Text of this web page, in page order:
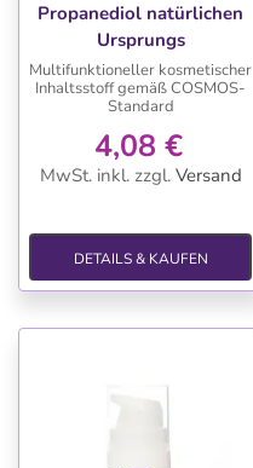
Propanediol natürlichen
Ursprungs
Multifunktioneller kosmetischer
Inhaltsstoff gemäß COSMOS-
Standard
4,08 €
MwSt. inkl. zzgl. Versand
DETAILS & KAUFEN